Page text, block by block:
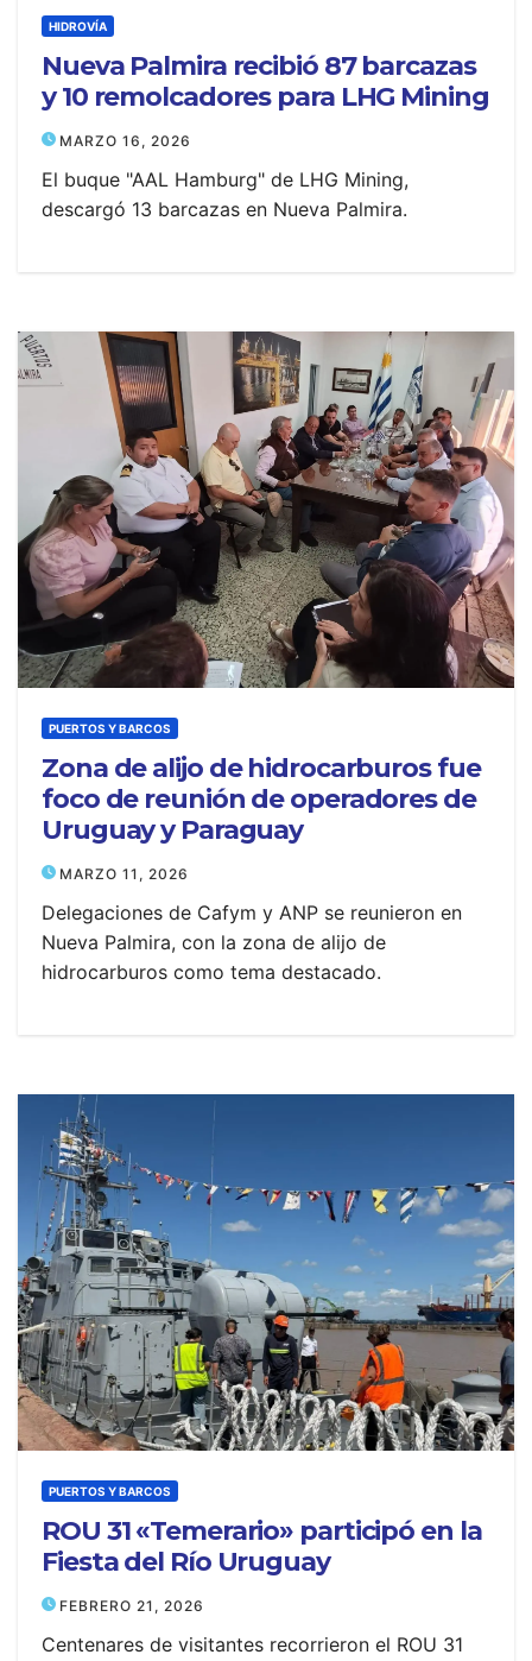
HIDROVÍA
Nueva Palmira recibió 87 barcazas
y 10 remolcadores para LHG Mining
MARZO 16, 2026
El buque "AAL Hamburg" de LHG Mining,
descargó 13 barcazas en Nueva Palmira.
PUERTOS Y BARCOS
Zona de alijo de hidrocarburos fue
foco de reunión de operadores de
Uruguay y Paraguay
MARZO 11, 2026
Delegaciones de Cafym y ANP se reunieron en
Nueva Palmira, con la zona de alijo de
hidrocarburos como tema destacado.
PUERTOS Y BARCOS
ROU 31 «Temerario» participó en la
Fiesta del Río Uruguay
FEBRERO 21, 2026
Centenares de visitantes recorrieron el ROU 31